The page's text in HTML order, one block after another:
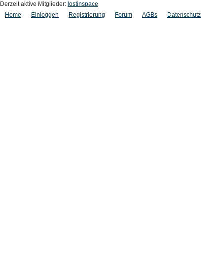
Derzeit aktive Mitglieder: lostinspace
Home
Einloggen Registrierung Forum AGBs Datenschutz